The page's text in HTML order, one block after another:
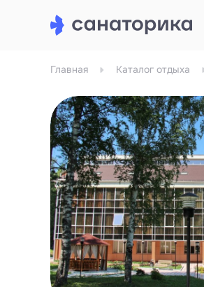
Главная Каталог отдыха